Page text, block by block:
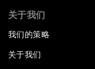
关于我们
我们的策略
关于我们